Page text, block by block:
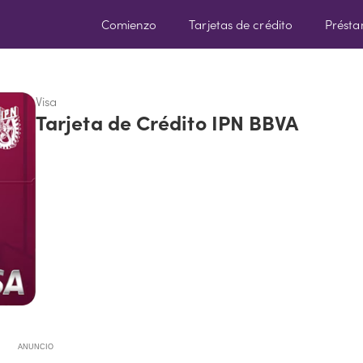
Comienzo Tarjetas de crédito
Visa
Tarjeta de Crédito IPN BBVA
ANUNCIO